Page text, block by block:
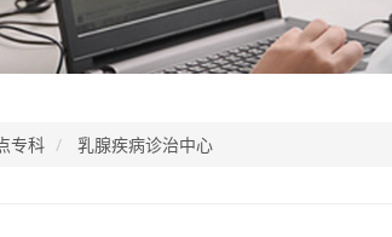
专科 乳腺疾病诊治中心